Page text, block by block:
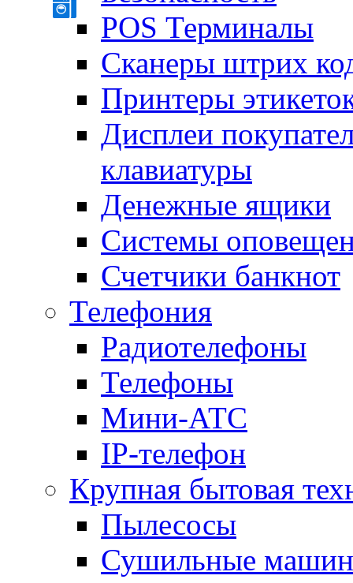
POS Терминалы
Сканеры штрих
Принтеры
Дисплеи
клавиатуры
Денежные ящики
Системы
Счетчики банкнот
Телефония
Радиотелефоны
Телефоны
Мини-АТС
IP-телефон
Крупная бытовая
Пылесосы
Сушильные